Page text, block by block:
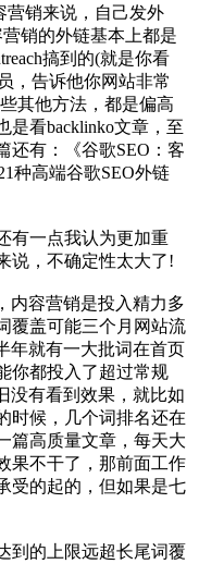
销来说，自己发外
销的外链基本上都是
搞到的(就是你看
，告诉他你网站非常
其他方法，都是偏高
是看backlinko文章，至
还有：《谷歌SEO：客
种高端谷歌SEO外链
一点我认为更加重
说，不确定性太大了!
容营销是投入精力多
覆盖可能三个月网站流
年就有一大批词在首页
你都投入了超过常规
没有看到效果，就比如
时候，几个词排名还在
篇高质量文章，每天大
果不干了，那前面工作
受的起的，但如果是七
的上限远超长尾词覆